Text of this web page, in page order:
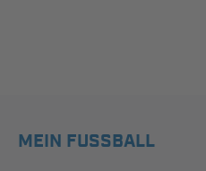
MEIN FUSSBALL